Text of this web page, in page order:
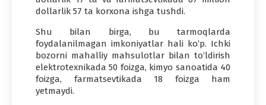
dollarlik 57 ta korxona ishga tushdi.
Shu bilan birga, bu tarmoqlarda
foydalanilmagan imkoniyatlar hali ko‘p. Ichki
bozorni mahalliy mahsulotlar bilan to‘ldirish
elektrotexnikada 50 foizga, kimyo sanoatida 40
foizga, farmatsevtikada 18 foizga ham
yetmaydi.